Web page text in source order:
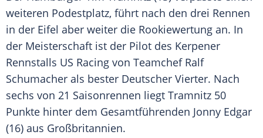
weiteren Podestplatz, führt nach den drei Rennen
in der Eifel aber weiter die Rookiewertung an. In
der Meisterschaft ist der Pilot des Kerpener
Rennstalls US Racing von Teamchef Ralf
Schumacher als bester Deutscher Vierter. Nach
sechs von 21 Saisonrennen liegt Tramnitz 50
Punkte hinter dem Gesamtführenden Jonny Edgar
(16) aus Großbritannien.